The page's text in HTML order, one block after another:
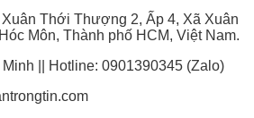
Thới Thượng 2, Ấp 4, Xã Xuân
Môn, Thành phố HCM, Việt Nam.
Minh || Hotline: 0901390345 (Zalo)